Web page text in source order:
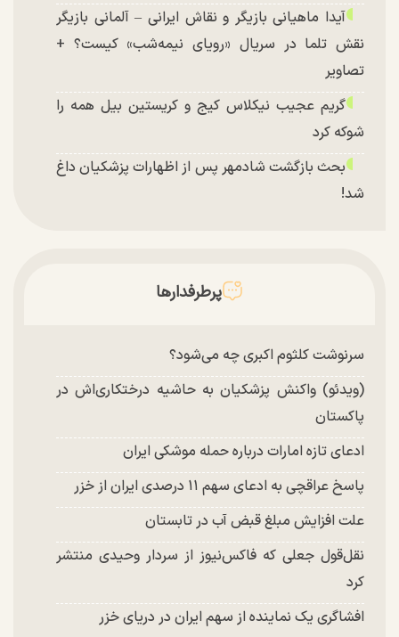
آیدا ماهیانی بازیگر و نقاش ایرانی – آلمانی بازیگر
نقش تلما در سریال «رویای نیمه‌شب» کیست؟ +
تصاویر
گریم عجیب نیکلاس کیج و کریستین بیل همه را
شوکه کرد
بحث بازگشت شادمهر پس از اظهارات پزشکیان داغ
شد!
توافق با آمریکا در انتظار تایید نهایی شعام؟
شد
پرطرفدارها
سرنوشت کلثوم اکبری چه می‌شود؟
(ویدئو) واکنش پزشکیان به حاشیه درختکاری‌اش در
پاکستان
ادعای تازه امارات درباره حمله موشکی ایران
پاسخ عراقچی به ادعای سهم ۱۱ درصدی ایران از خزر
علت افزایش مبلغ قبض آب در تابستان
نقل‌قول جعلی که فاکس‌نیوز از سردار وحیدی منتشر
کرد
افشاگری یک نماینده از سهم ایران در دریای خزر